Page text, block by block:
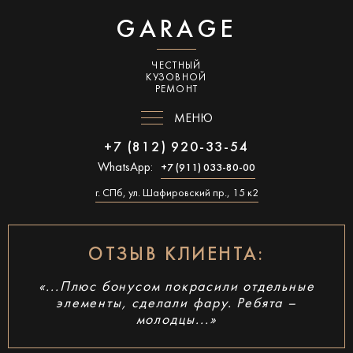
GARAGE
ЧЕСТНЫЙ
КУЗОВНОЙ
РЕМОНТ
МЕНЮ
+7 (812) 920-33-54
WhatsApp: +7 (911) 033-80-00
г. СПб, ул. Шафировский пр., 15 к2
ОТЗЫВ КЛИЕНТА:
«...Плюс бонусом покрасили отдельные
элементы, сделали фару. Ребята –
молодцы...»